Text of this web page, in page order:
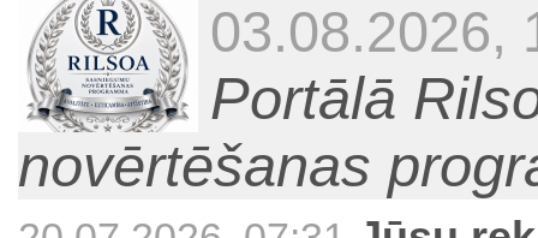
03.08.2026,
Portālā
novērtēšanas